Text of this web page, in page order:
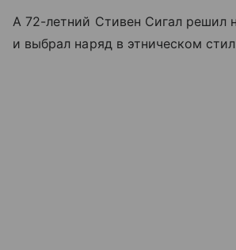
А 72-летний Стивен Сигал решил
и выбрал наряд в этническом